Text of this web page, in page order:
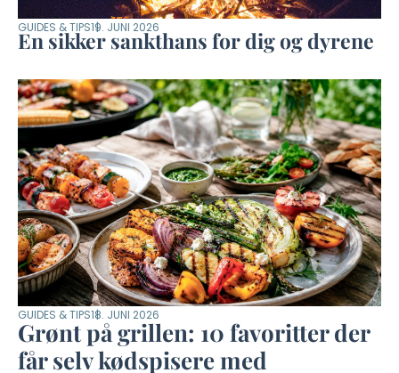
GUIDES & TIPS19. JUNI 2026
En sikker sankthans for dig og dyrene
GUIDES & TIPS18. JUNI 2026
Grønt på grillen: 10 favoritter der
får selv kødspisere med